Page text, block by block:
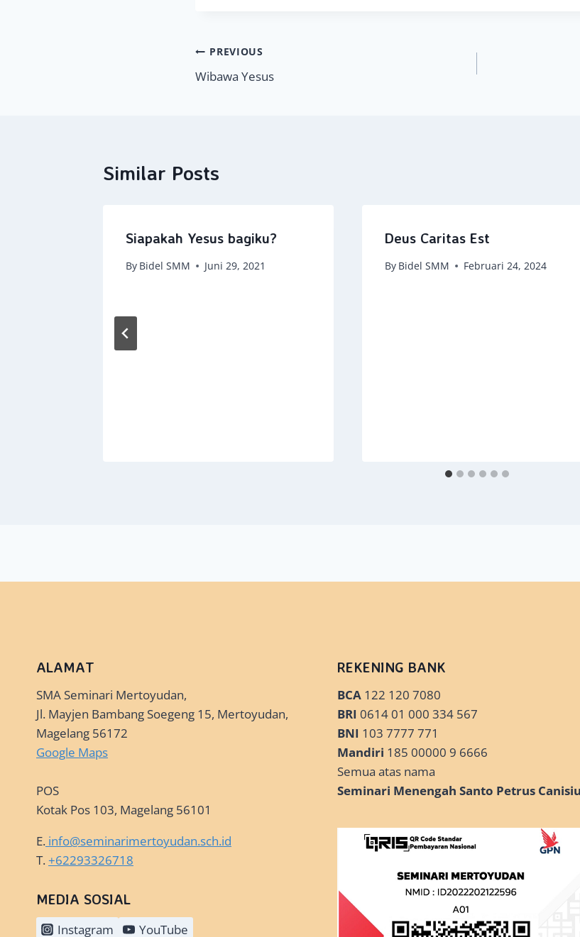
Navigasi
pos
PREVIOUS
Wibawa Yesus
Similar Posts
Siapakah Yesus bagiku?
By Bidel SMM Juni 29, 2021
Deus Caritas Est
By Bidel SMM Februari 24, 2024
ALAMAT
SMA Seminari Mertoyudan,
Jl. Mayjen Bambang Soegeng 15, Mertoyudan,
Magelang 56172
Google Maps
POS
Kotak Pos 103, Magelang 56101
E. info@seminarimertoyudan.sch.id
T.+62293326718
MEDIA SOSIAL
Instagram YouTube
REKENING BANK
BCA 122 120 7080
BRI 0614 01 000 334 567
BNI 103 7777 771
Mandiri 185 00000 9 6666
Semua atas nama
Seminari Menengah Santo Petrus